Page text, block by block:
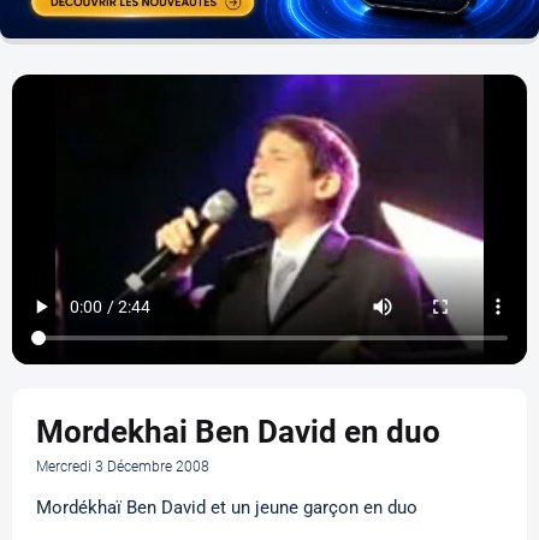
Mordekhai Ben David en duo
Mercredi 3 Décembre 2008
Mordékhaï Ben David et un jeune garçon en duo